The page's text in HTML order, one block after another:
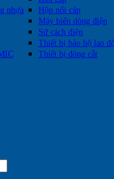
nhựa
Hộp nối cáp
Máy biến dòng điện
Sứ cách điện
Thiết bị bảo hộ lao
Thiết bị đóng cắt